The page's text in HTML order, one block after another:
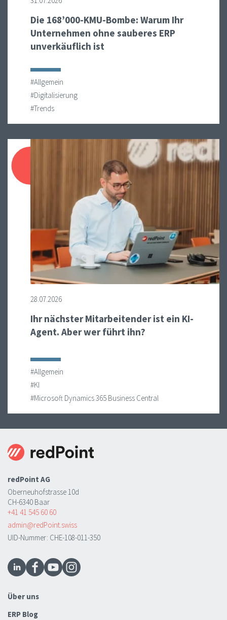
Die 168’000-KMU-Bombe: Warum Ihr
Unternehmen ohne sauberes ERP
unverkäuflich ist
#Allgemein
#Digitalisierung
#Trends
28.07.2026
Ihr nächster Mitarbeitender ist ein KI-
Agent. Aber wer führt ihn?
#Allgemein
#KI
#Microsoft Dynamics 365 Business Central
redPoint AG
Oberneuhofstrasse 10d
CH-6340 Baar
+41 41 545 60 60
admin@redPoint.swiss
UID-Nummer: CHE-108-011-350
Über uns
ERP Blog